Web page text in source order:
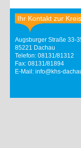
Ihr Kontakt zur
Augsburger Straße 33-
85221 Dachau
Telefon: 08131/81312
Fax: 08131/81894
E-Mail: info@khs-